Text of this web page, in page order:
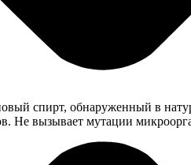
спирт, обнаруженный в
Не вызывает мутации